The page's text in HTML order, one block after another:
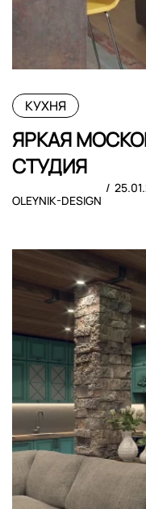
КУХНЯ
ЯРКАЯ
СТУДИЯ
OLEYNIK-DESIGN